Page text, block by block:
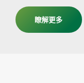
瞭解更多